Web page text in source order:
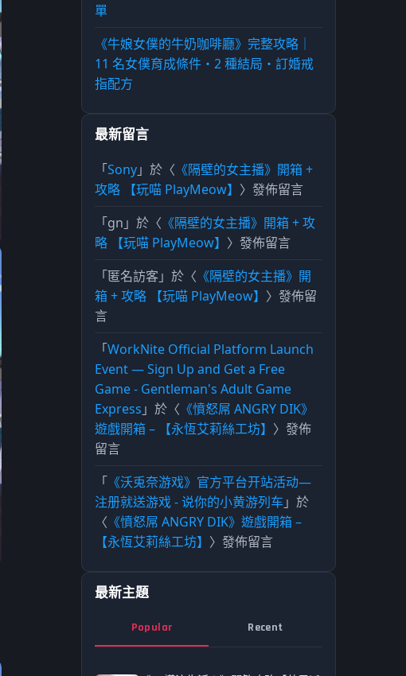
單
《牛娘女僕的牛奶咖啡廳》完整攻略｜
11 名女僕育成條件・2 種結局・訂婚戒
指配方
最新留言
「Sony」於〈 《隔壁的女主播》開箱 +
攻略 【玩喵 PlayMeow】 〉發佈留言
「gn 」於〈 《隔壁的女主播》開箱 + 攻
略 【玩喵 PlayMeow】 〉發佈留言
「匿名訪客」於〈 《隔壁的女主播》開
箱 + 攻略 【玩喵 PlayMeow】 〉發佈留
言
「WorkNite Official Platform Launch
Event — Sign Up and Get a Free
Game - Gentleman's Adult Game
Express 」於〈 《憤怒屌 ANGRY DIK》
遊戲開箱 – 【永恆艾莉絲工坊】 〉發佈
留言
「 《沃兎奈游戏》官方平台开站活动—
注册就送游戏 - 说你的小黄游列车 」於
〈 《憤怒屌 ANGRY DIK》遊戲開箱 –
【永恆艾莉絲工坊】 〉發佈留言
最新主題
Popular Recent